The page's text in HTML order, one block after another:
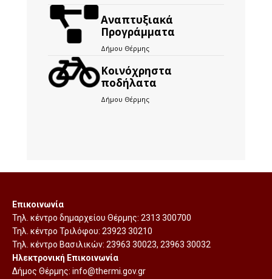
Αναπτυξιακά
Προγράμματα
Δήμου Θέρμης
Kοινόχρηστα
ποδήλατα
Δήμου Θέρμης
Επικοινωνία
Τηλ. κέντρο δημαρχείου Θέρμης: 2313 300700
Τηλ. κέντρο Τριλόφου: 23923 30210
Τηλ. κέντρο Βασιλικών: 23963 30023, 23963 30032
Ηλεκτρονική Επικοινωνία
Δήμος Θέρμης: info@thermi.gov.gr